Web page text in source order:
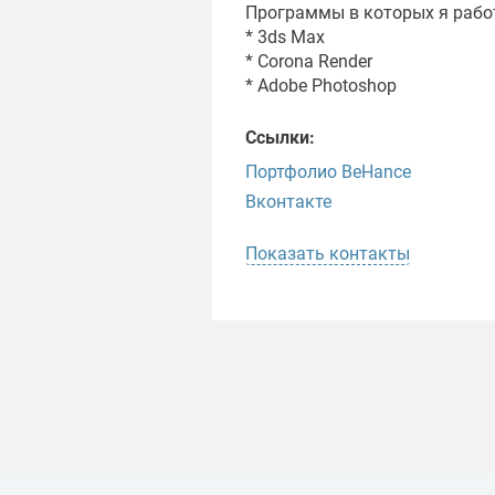
Программы в которых я
* 3ds Max
* Corona Render
* Adobe Photoshop
Ссылки:
Портфолио BeHance
Вконтакте
Показать контакты